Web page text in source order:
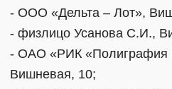
- ООО «Дельта – Лот»,
- физлицо Усанова С.И.,
- ОАО «РИК «Полиграфия
Вишневая, 10;